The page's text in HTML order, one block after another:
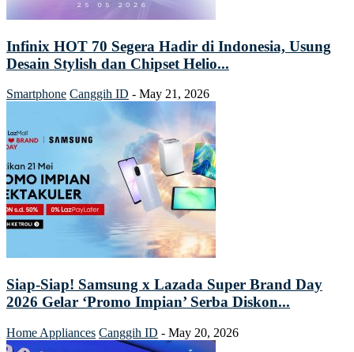
Infinix HOT 70 Segera Hadir di Indonesia, Usung
Desain Stylish dan Chipset Helio...
Smartphone Canggih ID - May 21, 2026
Siap-Siap! Samsung x Lazada Super Brand Day
2026 Gelar ‘Promo Impian’ Serba Diskon...
Home Appliances Canggih ID - May 20, 2026